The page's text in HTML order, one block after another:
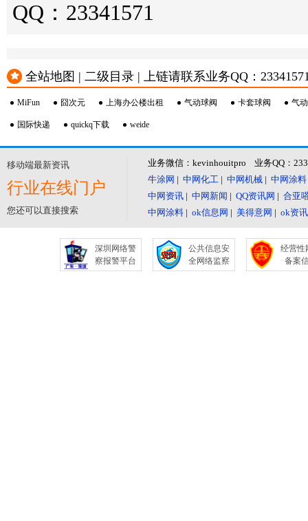
QQ：23341571
全站地图 | 二级目录 | 上链请联系业务QQ：
MiFun 囧次元 上海办公楼出租 气动球阀 卡套球阀 气
国际快递 quickq下载 weide
移动端最新资讯
行业在线门户
您还可以直接搜索
业务微信：kevinhouitpro 业务QQ：
牛涂网 | 中网化工 | 中网机械 | 中网涂料
中网资讯 | 中网新闻 | QQ资讯网 | 合亚
中网涂料 | ok信息网 | 美得意网 | ok资
深圳网络警
察报警平台
公共信息安
全网络监察
经营性
备案